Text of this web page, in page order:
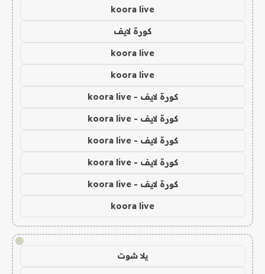
koora live
كورة لايف
koora live
koora live
كورة لايف - koora live
كورة لايف - koora live
كورة لايف - koora live
كورة لايف - koora live
كورة لايف - koora live
koora live
!
يلا شوت